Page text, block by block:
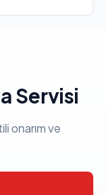
Servisi
onarım ve